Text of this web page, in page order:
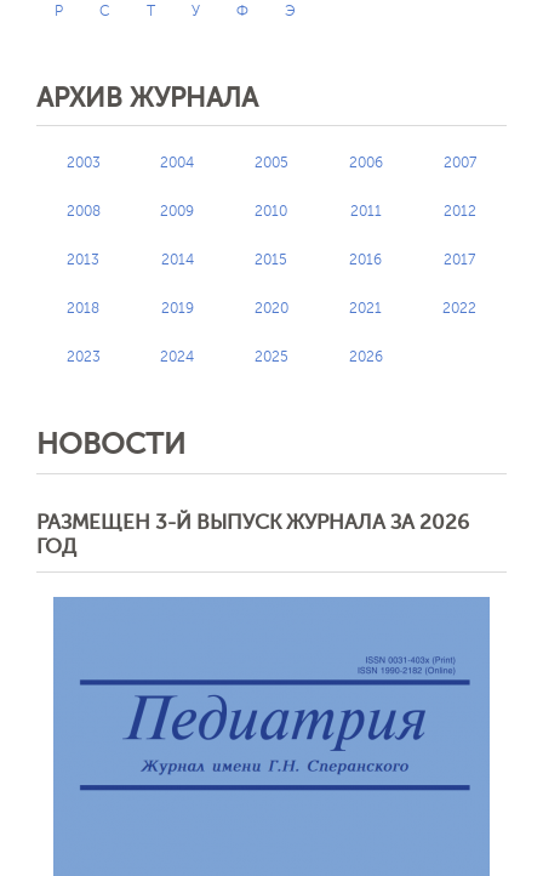
Р С Т У Ф Э
АРХИВ ЖУРНАЛА
2003 2004 2005 2006 2007
2008 2009 2010 2011 2012
2013 2014 2015 2016 2017
2018 2019 2020 2021 2022
2023 2024 2025 2026
НОВОСТИ
РАЗМЕЩЕН 3-Й ВЫПУСК ЖУРНАЛА ЗА 2026
ГОД